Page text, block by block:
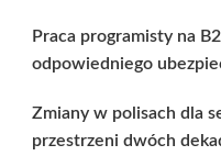
Praca programisty na
odpowiedniego
Zmiany w polisach dla
przestrzeni dwóch